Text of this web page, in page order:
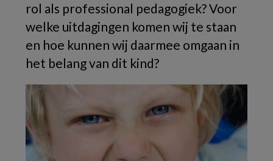
rol als professional pedagogiek? Voor
welke uitdagingen komen wij te staan
en hoe kunnen wij daarmee omgaan in
het belang van dit kind?